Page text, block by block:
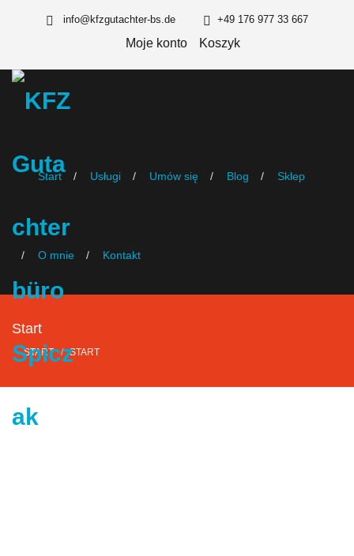
info@kfzgutachter-bs.de +49 176 977 33 667
Moje konto Koszyk
Start Usługi Umów się Blog Sklep
O mnie Kontakt
Start
START START